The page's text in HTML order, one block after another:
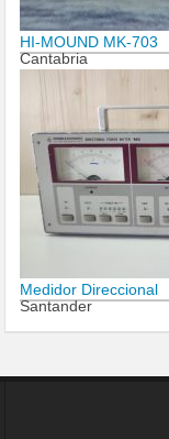
HI-MOUND MK-703
Cantabria
Medidor Direccional
Santander